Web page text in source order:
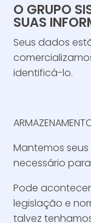
O GRUPO
SUAS
Seus dados
identificá-lo.
Mantemos
necessário
Pode
legislação e
talvez